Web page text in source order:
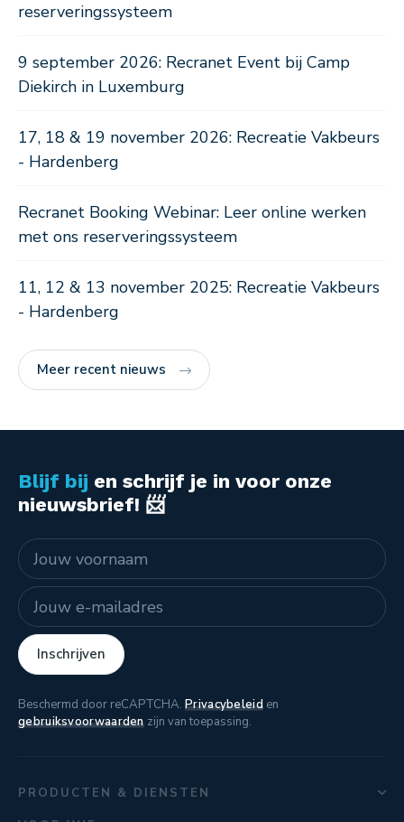
reserveringssysteem
9 september 2026: Recranet Event bij Camp
Diekirch in Luxemburg
17, 18 & 19 november 2026: Recreatie Vakbeurs
- Hardenberg
Recranet Booking Webinar: Leer online werken
met ons reserveringssysteem
11, 12 & 13 november 2025: Recreatie Vakbeurs
- Hardenberg
Meer recent nieuws
Blijf bij en schrijf je in voor onze
nieuwsbrief! 📨
Naam
E-mailadres
Inschrijven
Beschermd door reCAPTCHA. Privacybeleiden
gebruiksvoorwaardenzijn van toepassing.
PRODUCTEN & DIENSTEN